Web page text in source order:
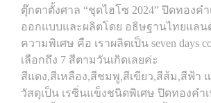
ตุ๊กตาตั้งศาล “ชุดไฮโซ 2024” ปิดทองคำ
ออกแบบและผลิตโดย อธิษฐานไทยแลน
ความพิเศษ คือ เราผลิตเป็น seven days
เลือกถึง 7 สีตามวันเกิดเลยค่ะ
สีแดง,สีเหลือง,สีชมพู,สีเขียว,สีส้ม,สีฟ้า
วัสดุเป็น เรซิ่นแข็งชนิดพิเศษ ปิดทองคำ